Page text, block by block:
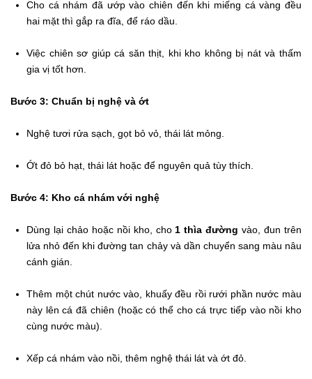
Cho cá nhám đã ướp vào chiên đến khi miếng cá vàng đều
hai mặt thì gắp ra đĩa, để ráo dầu.
Việc chiên sơ giúp cá săn thịt, khi kho không bị nát và thấm
gia vị tốt hơn.
Bước 3: Chuẩn bị nghệ và ớt
Nghệ tươi rửa sạch, gọt bỏ vỏ, thái lát mỏng.
Ớt đỏ bỏ hạt, thái lát hoặc để nguyên quả tùy thích.
Bước 4: Kho cá nhám với nghệ
Dùng lại chảo hoặc nồi kho, cho1 thìa đường vào, đun trên
lửa nhỏ đến khi đường tan chảy và dần chuyển sang màu nâu
cánh gián.
Thêm một chút nước vào, khuấy đều rồi rưới phần nước màu
này lên cá đã chiên (hoặc có thể cho cá trực tiếp vào nồi kho
cùng nước màu).
Xếp cá nhám vào nồi, thêm nghệ thái lát và ớt đỏ.